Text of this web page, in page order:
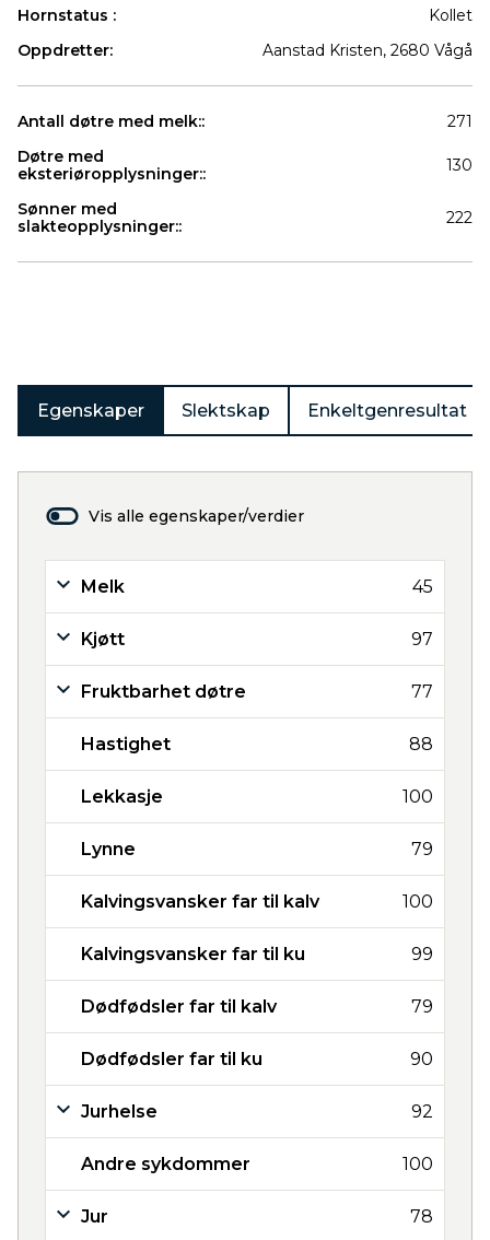
Hornstatus :
Kollet
Oppdretter:
Aanstad Kristen, 2680 Vågå
Antall døtre med melk::
271
Døtre med
eksteriøropplysninger::
130
Sønner med
slakteopplysninger::
222
Egenskaper Slektskap Enkeltgenresultat
Vis alle egenskaper/verdier
Melk 45
Kjøtt 97
Fruktbarhet døtre 77
Hastighet 88
Lekkasje 100
Lynne 79
Kalvingsvansker far til kalv 100
Kalvingsvansker far til ku 99
Dødfødsler far til kalv 79
Dødfødsler far til ku 90
Jurhelse 92
Andre sykdommer 100
Jur 78